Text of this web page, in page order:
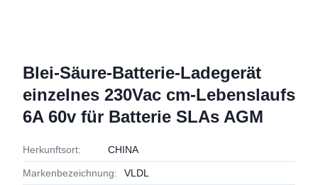
Blei-Säure-Batterie-Ladegerät
einzelnes 230Vac cm-Lebenslaufs
6A 60v für Batterie SLAs AGM
Herkunftsort: CHINA
Markenbezeichnung: VLDL